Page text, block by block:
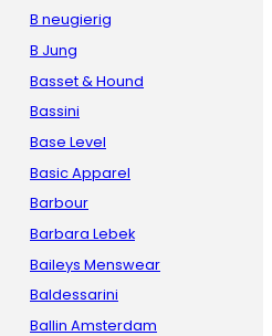
B neugierig
B Jung
Basset & Hound
Bassini
Base Level
Basic Apparel
Barbour
Barbara Lebek
Baileys Menswear
Baldessarini
Ballin Amsterdam